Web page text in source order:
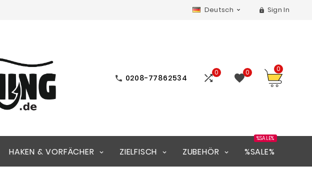
Deutsch   Sign In
 0208-77862534 0 0 0
HAKEN & VORFÄCHER ZIELFISCH ZUBEHÖR %SALE%
%SALE%